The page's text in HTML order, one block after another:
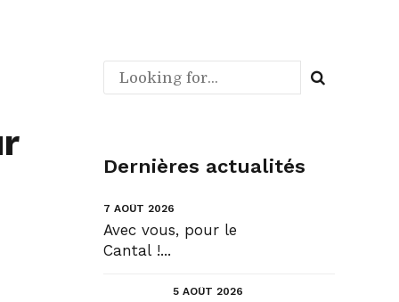
Dernières actualités
7 AOÛT 2026
Avec vous, pour le
Cantal !...
5 AOÛT 2026